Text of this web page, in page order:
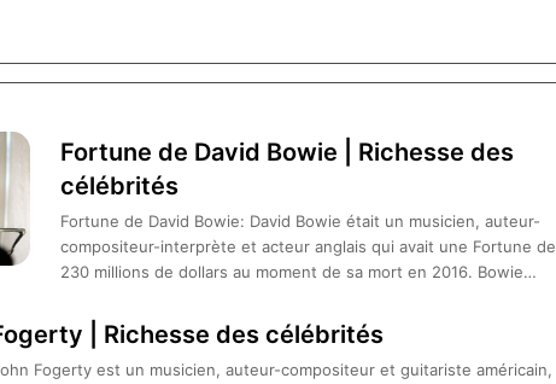
Fortune de David Bowie | Richesse des
célébrités
Fortune de David Bowie: David Bowie était un musicien, auteur-
compositeur-interprète et acteur anglais qui avait une Fortune de
230 millions de dollars au moment de sa mort en 2016. Bowie…
| Richesse des célébrités
Fogerty est un musicien, auteur-compositeur et guitariste américain,